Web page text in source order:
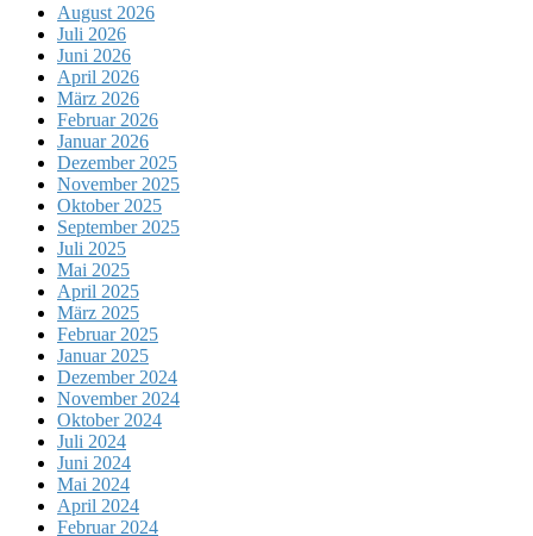
August 2026
Juli 2026
Juni 2026
April 2026
März 2026
Februar 2026
Januar 2026
Dezember 2025
November 2025
Oktober 2025
September 2025
Juli 2025
Mai 2025
April 2025
März 2025
Februar 2025
Januar 2025
Dezember 2024
November 2024
Oktober 2024
Juli 2024
Juni 2024
Mai 2024
April 2024
Februar 2024